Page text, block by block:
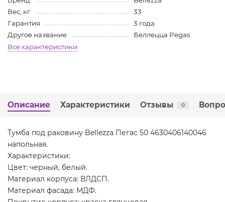
Вес, кг
33
Гарантия
3 года
Другое название
Беллецца Pegas
Все характеристики
Описание Характеристики Отзывы 0
Тумба под раковину Bellezza Пегас 50 4630406140046
напольная.
Характеристики:
Цвет: черный, белый.
Материал корпуса: ВЛДСП.
Материал фасада: МДФ.